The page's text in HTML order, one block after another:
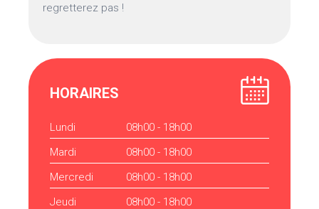
regretterez pas !
HORAIRES
Lundi
08h00 - 18h00
Mardi
08h00 - 18h00
Mercredi
08h00 - 18h00
Jeudi
08h00 - 18h00